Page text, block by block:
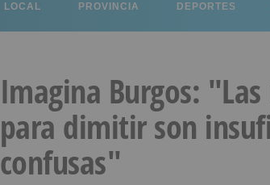
LOCAL PROVINCIA DEPORTES
Imagina Burgos:
para dimitir son
confusas"